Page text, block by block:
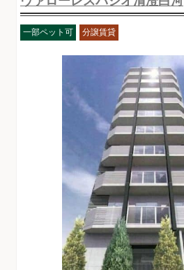
一部ペット可 分譲賃貸